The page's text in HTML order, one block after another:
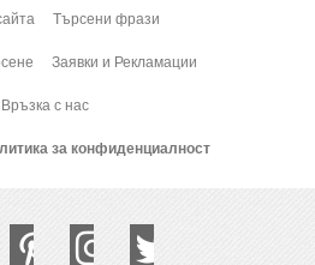
Търсени фрази
Заявки и Рекламации
Връзка с нас
за конфиденциалност